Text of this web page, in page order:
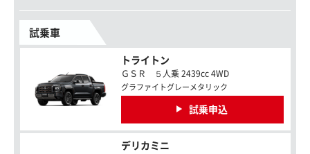
試乗車
トライトン
ＧＳＲ ５人乗 2439cc 4WD
グラファイトグレーメタリック
試乗申込
デリカミニ